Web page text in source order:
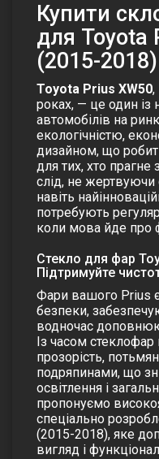
Купити
для Toyota
(2015-2018)
Toyota Prius XW50,
роках, — це один із
автомобілів на
екологічністю,
дизайном, що
для тих, хто
слід, не
навіть
потребують
коли мова йде про
Стекло для фар
Підтримуйте
Фари вашого Prius
безпеки,
водночас
Із часом
прозорість,
подряпинами, що
освітлення і
пропонуємо
спеціально
(2015-2018), яке
вигляд і